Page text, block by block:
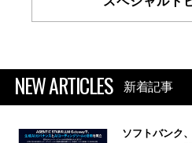
NEW ARTICLES 新着記事
ソフトバンク